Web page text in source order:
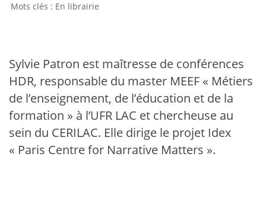
En librairie
Sylvie Patron est maîtresse de conférences
HDR, responsable du master MEEF « Métiers
de l’enseignement, de l’éducation et de la
formation » à l’UFR LAC et chercheuse au
sein du CERILAC. Elle dirige le projet Idex
« Paris Centre for Narrative Matters ».